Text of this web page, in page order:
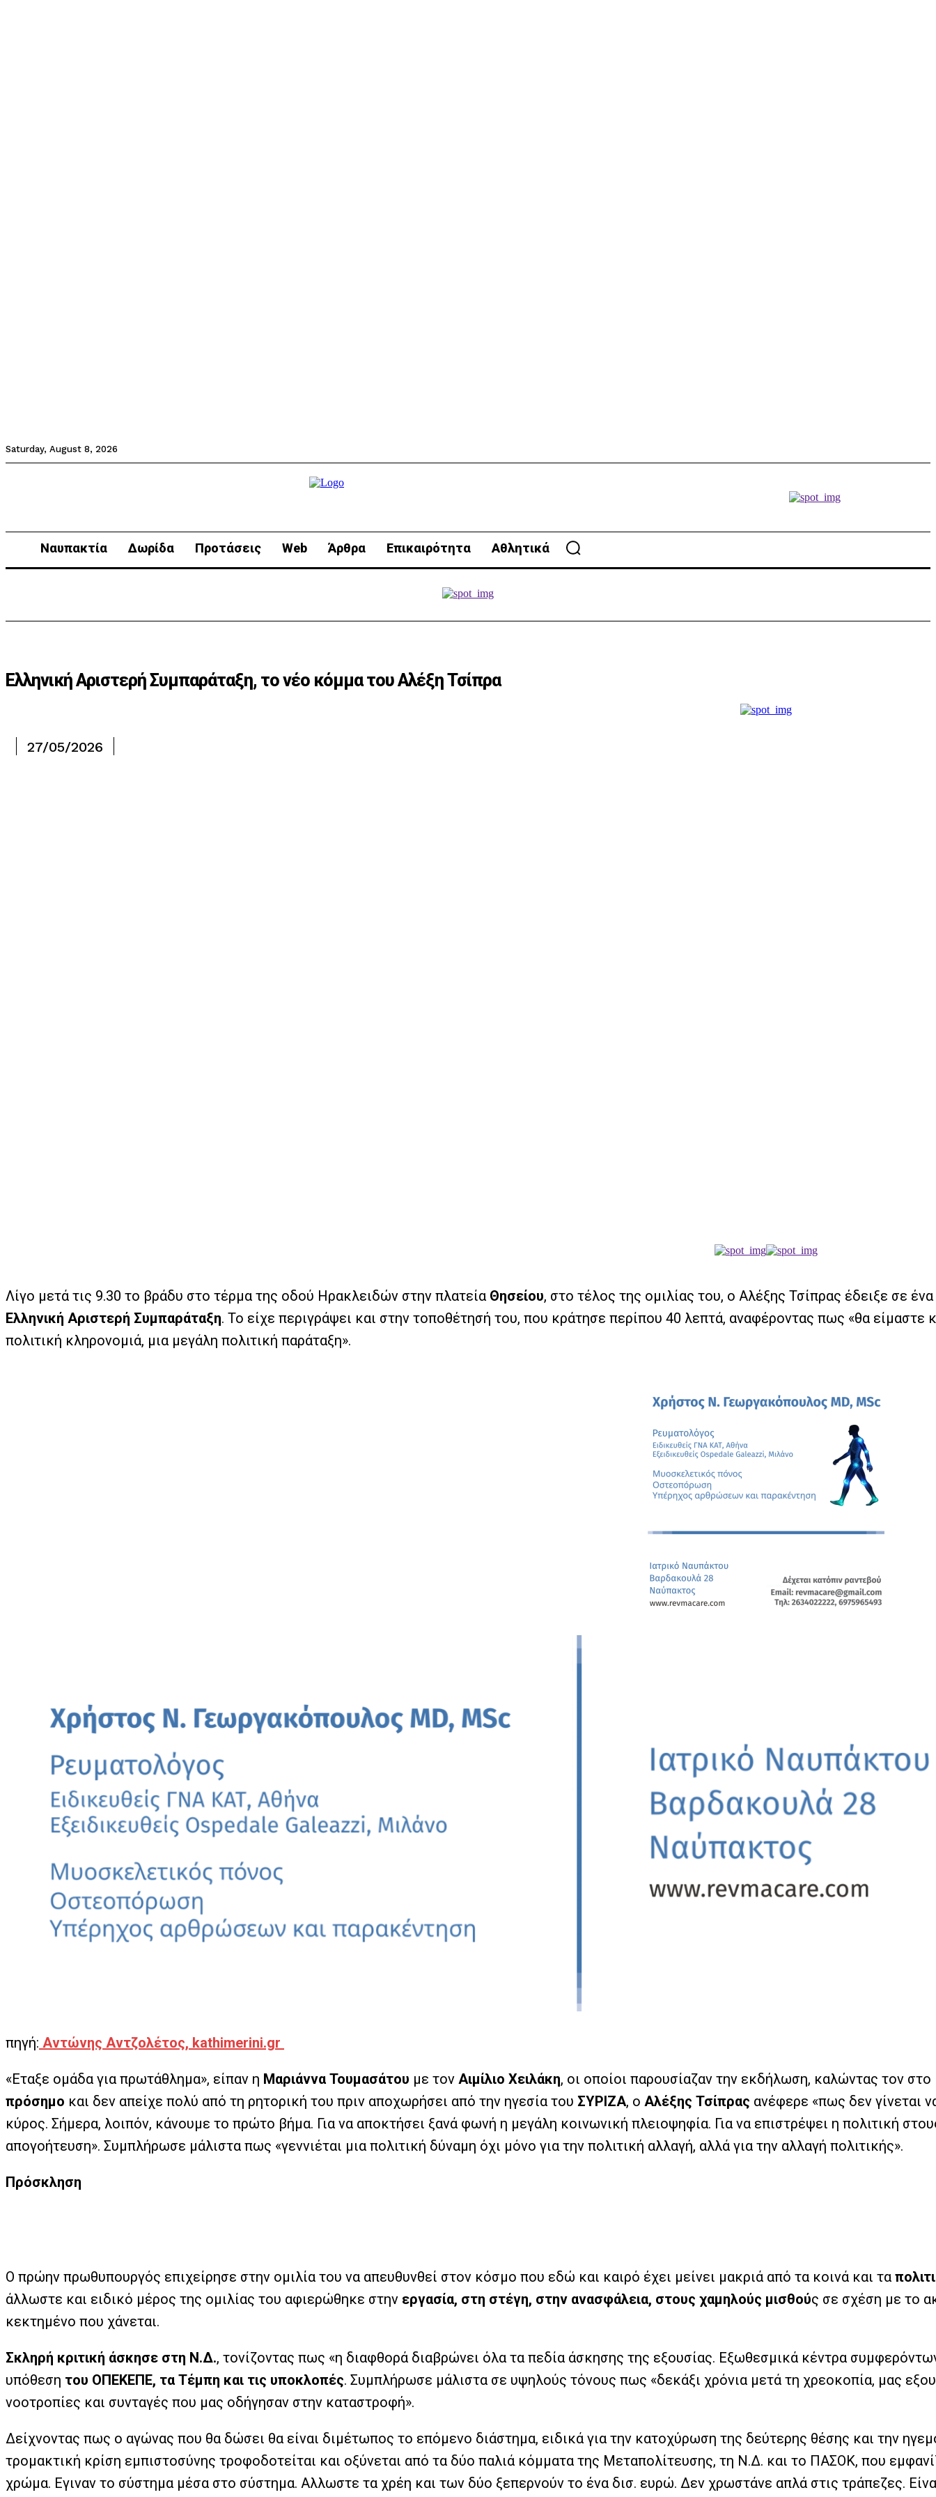
Saturday, August 8, 2026
Ναυπακτία Δωρίδα Προτάσεις Web Άρθρα Επικαιρότητα Αθλητικά
Ελληνική Αριστερή Συμπαράταξη, το νέο κόμμα του Αλέξη Τσίπρα
27/05/2026
Λίγο μετά τις 9.30 το βράδυ στο τέρμα της οδού Ηρακλειδών στην πλατεία Θησείου, στο τέλος της ομιλίας του, ο Αλέξης Τσίπρας έδειξε σε
Ελληνική Αριστερή Συμπαράταξη. Το είχε περιγράψει και στην τοποθέτησή του, που κράτησε περίπου 40 λεπτά, αναφέροντας πως «θα
πολιτική κληρονομιά, μια μεγάλη πολιτική παράταξη».
πηγή: Αντώνης Αντζολέτος, kathimerini.gr
«Εταξε ομάδα για πρωτάθλημα», είπαν η Μαριάννα Τουμασάτου με τον Αιμίλιο Χειλάκη, οι οποίοι παρουσίαζαν την εκδήλωση, καλώντας τον
πρόσημο και δεν απείχε πολύ από τη ρητορική του πριν αποχωρήσει από την ηγεσία του ΣΥΡΙΖΑ, ο Αλέξης Τσίπρας ανέφερε «πως δεν γίνεται
κύρος. Σήμερα, λοιπόν, κάνουμε το πρώτο βήμα. Για να αποκτήσει ξανά φωνή η μεγάλη κοινωνική πλειοψηφία. Για να επιστρέψει η πολιτική
απογοήτευση». Συμπλήρωσε μάλιστα πως «γεννιέται μια πολιτική δύναμη όχι μόνο για την πολιτική αλλαγή, αλλά για την αλλαγή πολιτικής».
Πρόσκληση
Ο πρώην πρωθυπουργός επιχείρησε στην ομιλία του να απευθυνθεί στον κόσμο που εδώ και καιρό έχει μείνει μακριά από τα κοινά και τα
άλλωστε και ειδικό μέρος της ομιλίας του αφιερώθηκε στην εργασία, στη στέγη, στην ανασφάλεια, στους χαμηλούς μισθούς σε σχέση με το
κεκτημένο που χάνεται.
Σκληρή κριτική άσκησε στη Ν.Δ., τονίζοντας πως «η διαφθορά διαβρώνει όλα τα πεδία άσκησης της εξουσίας. Εξωθεσμικά κέντρα
υπόθεση του ΟΠΕΚΕΠΕ, τα Τέμπη και τις υποκλοπές. Συμπλήρωσε μάλιστα σε υψηλούς τόνους πως «δεκάξι χρόνια μετά τη χρεοκοπία, μας
νοοτροπίες και συνταγές που μας οδήγησαν στην καταστροφή».
Δείχνοντας πως ο αγώνας που θα δώσει θα είναι διμέτωπος το επόμενο διάστημα, ειδικά για την κατοχύρωση της δεύτερης θέσης και την
τρομακτική κρίση εμπιστοσύνης τροφοδοτείται και οξύνεται από τα δύο παλιά κόμματα της Μεταπολίτευσης, τη Ν.Δ. και το ΠΑΣΟΚ, που
χρώμα. Εγιναν το σύστημα μέσα στο σύστημα. Αλλωστε τα χρέη και των δύο ξεπερνούν το ένα δισ. ευρώ. Δεν χρωστάνε απλά στις τράπεζες.